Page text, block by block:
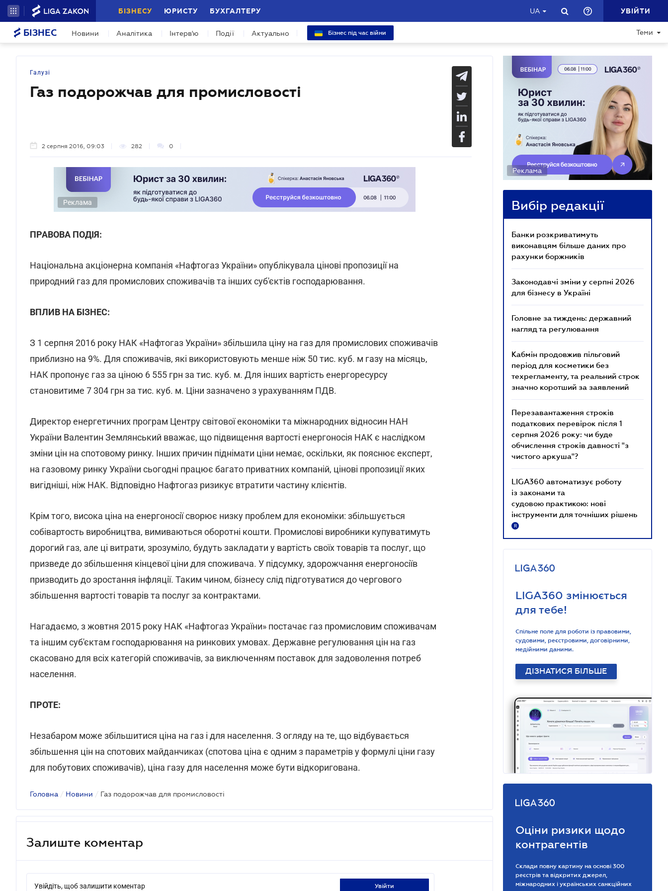
БІЗНЕСУ ЮРИСТУ БУХГАЛТЕРУ UA УВІЙТИ
БІЗНЕС Новини Аналітика Інтерв'ю Події Актуально Бізнес під час війни Теми
Галузі
Газ подорожчав для промисловості
2 серпня 2016, 09:03 282 0
Реклама
ПРАВОВА ПОДІЯ:
Національна акціонерна компанія «Нафтогаз України» опублікувала цінові пропозиції на
природний газ для промислових споживачів та інших суб'єктів господарювання.
ВПЛИВ НА БІЗНЕС:
З 1 cерпня 2016 року НАК «Нафтогаз України» збільшила ціну на газ для промислових споживачів
приблизно на 9%. Для споживачів, які використовують менше ніж 50 тис. куб. м газу на місяць,
НАК пропонує газ за ціною 6 555 грн за тис. куб. м. Для інших вартість енергоресурсу
становитиме 7 304 грн за тис. куб. м. Ціни зазначено з урахуванням ПДВ.
Директор енергетичних програм Центру світової економіки та міжнародних відносин НАН
України Валентин Землянський вважає, що підвищення вартості енергоносія НАК є наслідком
зміни цін на спотовому ринку. Інших причин піднімати ціни немає, оскільки, як пояснює експерт,
на газовому ринку України сьогодні працює багато приватних компаній, цінові пропозиції яких
вигідніші, ніж НАК. Відповідно Нафтогаз ризикує втратити частину клієнтів.
Крім того, висока ціна на енергоносії сворює низку проблем для економіки: збільшується
собівартость виробництва, вимиваються оборотні кошти. Промислові виробники купуватимуть
дорогий газ, але ці витрати, зрозуміло, будуть закладати у вартість своїх товарів та послуг, що
призведе до збільшення кінцевої ціни для споживача. У підсумку, здорожчання енергоносіїв
призводить до зростання інфляції. Таким чином, бізнесу слід підготуватися до чергового
збільшення вартості товарів та послуг за контрактами.
Нагадаємо, з жовтня 2015 року НАК «Нафтогаз України» постачає газ промисловим споживачам
та іншим суб'єктам господарювання на ринкових умовах. Державне регулювання цін на газ
скасовано для всіх категорій споживачів, за виключенням поставок для задоволення потреб
населення.
ПРОТЕ:
Незабаром може збільшитися ціна на газ і для населення. З огляду на те, що відбувається
збільшення цін на спотових майданчиках (спотова ціна є одним з параметрів у формулі ціни газу
для побутових споживачів), ціна газу для населення може бути відкоригована.
Головна / Новини / Газ подорожчав для промисловості
Залиште коментар
Увійдіть, щоб залишити коментар увійти
Реклама
Вибір редакції
Банки розкриватимуть
виконавцям більше даних про
рахунки боржників
Законодавчі зміни у серпні 2026
для бізнесу в Україні
Головне за тиждень: державний
нагляд та регулювання
Кабмін продовжив пільговий
період для косметики без
техрегламенту, та реальний строк
значно коротший за заявлений
Перезавантаження строків
податкових перевірок після 1
серпня 2026 року: чи буде
обчислення строків давності "з
чистого аркуша"?
LIGA360 автоматизує роботу
із законами та
судовою практикою: нові
інструменти для точніших рішень
R
LIGA360 змінюється
для тебе!
Спільне поле для роботи із правовими,
судовими, реєстровими, договірними,
медійними даними.
ДІЗНАТИСЯ БІЛЬШЕ
Оціни ризики щодо
контрагентів
Склади повну картину на основі 300
реєстрів та відкритих джерел,
міжнародних і українських санкційних